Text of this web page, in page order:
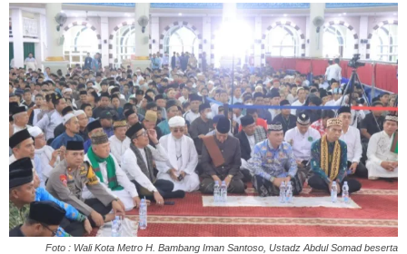
Foto : Wali Kota Metro H. Bambang Iman Santoso, Ustadz Abdul Somad beserta